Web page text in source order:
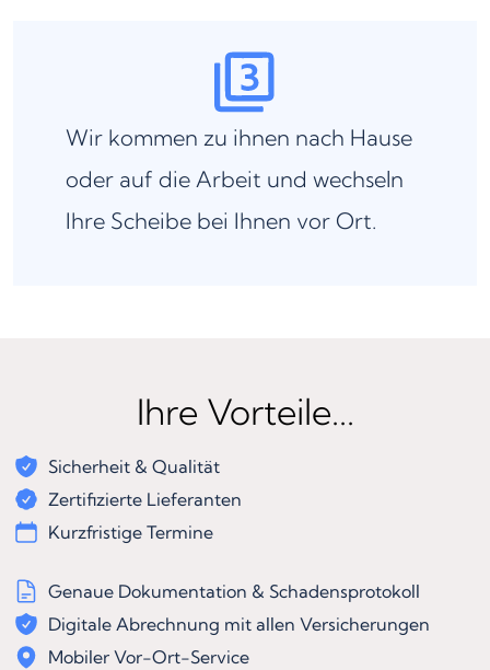
Wir kommen zu ihnen nach Hause
oder auf die Arbeit und wechseln
Ihre Scheibe bei Ihnen vor Ort.
Ihre Vorteile...
Sicherheit & Qualität
Zertifizierte Lieferanten
Kurzfristige Termine
Genaue Dokumentation & Schadensprotokoll
Digitale Abrechnung mit allen Versicherungen
Mobiler Vor-Ort-Service